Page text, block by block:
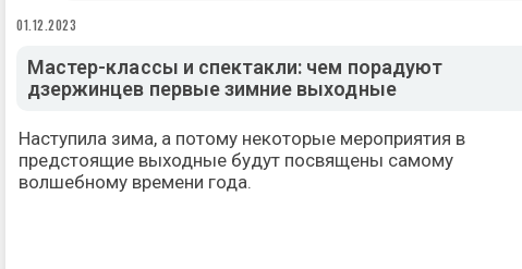
01.12.2023
Мастер-классы и спектакли: чем порадуют
дзержинцев первые зимние выходные
Наступила зима, а потому некоторые мероприятия в
предстоящие выходные будут посвящены самому
волшебному времени года.